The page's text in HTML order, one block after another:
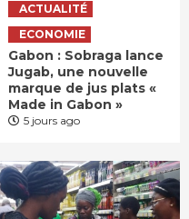
ACTUALITÉ
ECONOMIE
Gabon : Sobraga lance
Jugab, une nouvelle
marque de jus plats «
Made in Gabon »
5 jours ago